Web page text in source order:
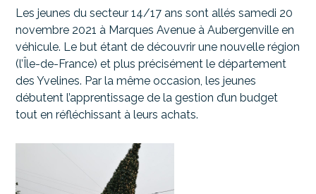
Les jeunes du secteur 14/17 ans sont allés samedi 20
novembre 2021 à Marques Avenue à Aubergenville en
véhicule. Le but étant de découvrir une nouvelle région
(l’Île-de-France) et plus précisément le département
des Yvelines. Par la même occasion, les jeunes
débutent l’apprentissage de la gestion d’un budget
tout en réfléchissant à leurs achats.